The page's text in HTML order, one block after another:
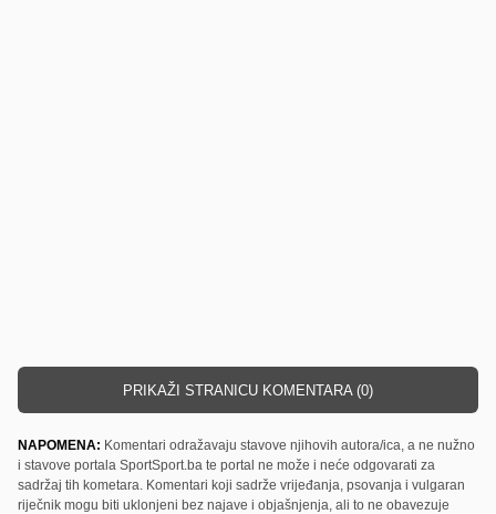
PRIKAŽI STRANICU KOMENTARA (0)
NAPOMENA: Komentari odražavaju stavove njihovih autora/ica, a ne nužno
i stavove portala SportSport.ba te portal ne može i neće odgovarati za
sadržaj tih kometara. Komentari koji sadrže vrijeđanja, psovanja i vulgaran
riječnik mogu biti uklonjeni bez najave i objašnjenja, ali to ne obavezuje